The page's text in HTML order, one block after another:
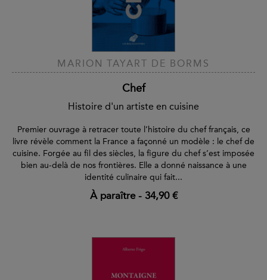
MARION TAYART DE BORMS
Chef
Histoire d'un artiste en cuisine
Premier ouvrage à retracer toute l’histoire du chef français, ce
livre révèle comment la France a façonné un modèle : le chef de
cuisine. Forgée au fil des siècles, la figure du chef s’est imposée
bien au-delà de nos frontières. Elle a donné naissance à une
identité culinaire qui fait...
À paraître- 34,90 €